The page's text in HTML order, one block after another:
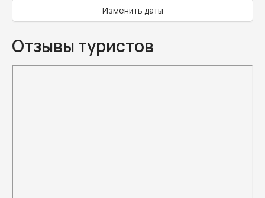
Изменить даты
Отзывы туристов